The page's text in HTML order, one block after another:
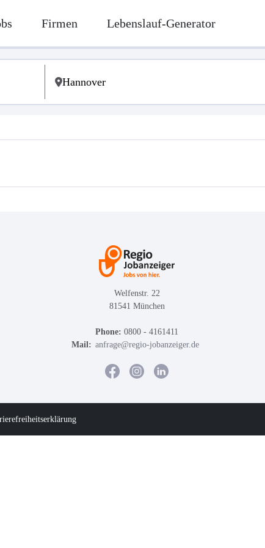
Firmen Lebenslauf-Generator
Welfenstr. 22
81541 München
Phone: 0800 - 4161411
Mail: anfrage@regio-jobanzeiger.de